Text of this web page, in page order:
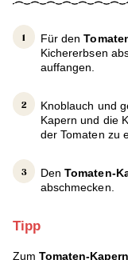
Für den
Kichererbsen
auffangen.
Knoblauch und
Kapern und die
der Tomaten zu
DenTomaten-
abschmecken.
Tipp
Zum Tomaten-